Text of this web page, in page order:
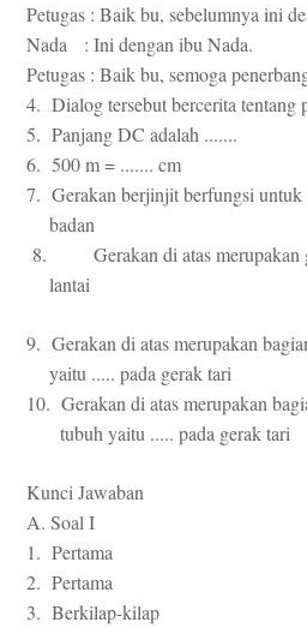
Petugas : Baik bu, sebelumnya ini
Nada : Ini dengan ibu Nada.
Petugas : Baik bu, semoga
4. Dialog tersebut bercerita tentang
5. Panjang DC adalah .......
6. 500 m = ....... cm
7. Gerakan berjinjit berfungsi untuk
badan
8. Gerakan di atas merupakan
lantai
9. Gerakan di atas merupakan
yaitu ..... pada gerak tari
10. Gerakan di atas merupakan
tubuh yaitu ..... pada gerak tari
Kunci Jawaban
A. Soal I
1. Pertama
2. Pertama
3. Berkilap-kilap